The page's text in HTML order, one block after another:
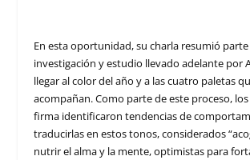
En esta oportunidad, su charla resumió
investigación y estudio llevado adelante por
llegar al color del año y a las cuatro paletas
acompañan. Como parte de este proceso,
firma identificaron tendencias de
traducirlas en estos tonos, considerados
nutrir el alma y la mente, optimistas para